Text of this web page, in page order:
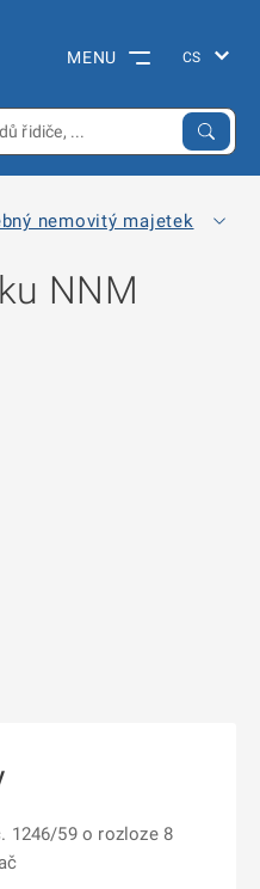
MENU
nemovitý majetek
NNM
1246/59 o rozloze 8